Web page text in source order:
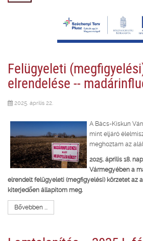
Felügyeleti
elrendelése --
2025. április 22.
A Bács-Kiskun
mint eljáró
meghoztam az
2025. április 18.
Vármegyében a
elrendelt felügyeleti (megfigyelési) körzetet az
kiterjedően állapítom meg.
Bővebben ...